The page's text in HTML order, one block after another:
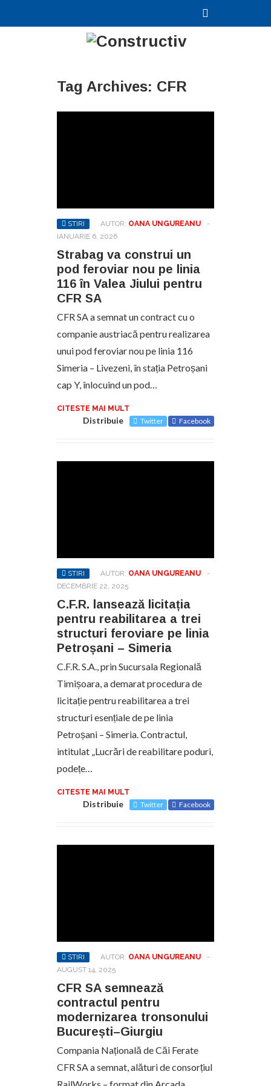
Tag Archives: CFR
STIRI AUTOR: OANA UNGUREANU
-
IANUARIE 6, 2026
Strabag va construi un
pod feroviar nou pe linia
116 în Valea Jiului pentru
CFR SA
CFR SA a semnat un contract cu o
companie austriacă pentru realizarea
unui pod feroviar nou pe linia 116
Simeria – Livezeni, în stația Petroșani
cap Y, înlocuind un pod…
CITESTE MAI MULT
Distribuie Twitter Facebook
STIRI AUTOR: OANA UNGUREANU
-
DECEMBRIE 22, 2025
C.F.R. lansează licitația
pentru reabilitarea a trei
structuri feroviare pe linia
Petroșani – Simeria
C.F.R. S.A., prin Sucursala Regională
Timișoara, a demarat procedura de
licitație pentru reabilitarea a trei
structuri esențiale de pe linia
Petroșani – Simeria. Contractul,
intitulat „Lucrări de reabilitare poduri,
podețe…
CITESTE MAI MULT
Distribuie Twitter Facebook
STIRI AUTOR: OANA UNGUREANU
-
AUGUST 14, 2025
CFR SA semnează
contractul pentru
modernizarea tronsonului
București–Giurgiu
Compania Națională de Căi Ferate
CFR SA a semnat, alături de consorțiul